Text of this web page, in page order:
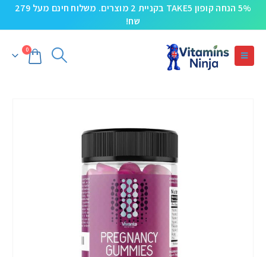
5% הנחה קופון TAKE5 בקניית 2 מוצרים. משלוח חינם מעל 279
שח!
0